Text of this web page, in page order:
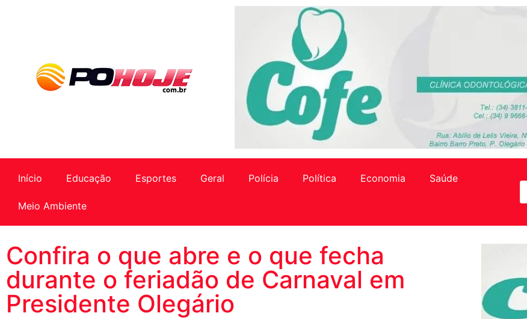
Início Educação Esportes Geral Polícia Política Economia Saúde
Meio Ambiente
Confira o que abre e o que fecha
durante o feriadão de Carnaval em
Presidente Olegário